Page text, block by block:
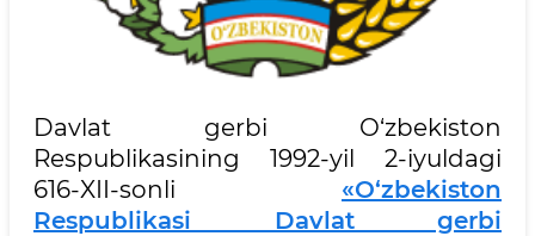
Davlat gerbi O‘zbekiston
Respublikasining 1992-yil 2-iyuldagi
616-XII-sonli «O‘zbekiston
Respublikasi Davlat gerbi